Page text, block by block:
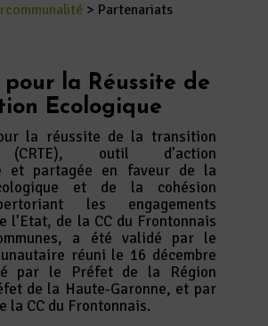
> Partenariats
la Réussite de
Ecologique
la réussite de la transition
(CRTE), outil d’action
et partagée en faveur de la
et de la cohésion
les engagements
l’Etat, de la CC du Frontonnais
a été validé par le
réuni le 16 décembre
par le Préfet de la Région
de la Haute-Garonne, et par
la CC du Frontonnais.